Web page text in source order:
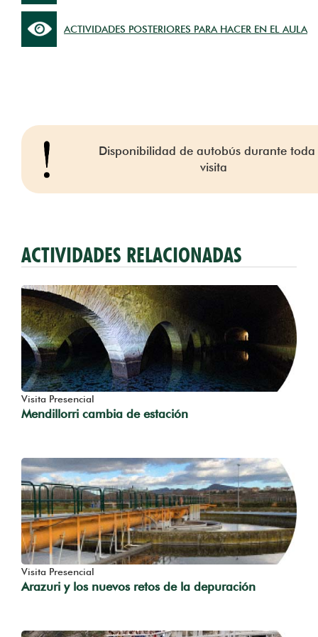
ACTIVIDADES POSTERIORES PARA HACER EN EL AULA
Disponibilidad de autobús durante toda
visita
ACTIVIDADES RELACIONADAS
Visita Presencial
Mendillorri cambia de estación
Visita Presencial
Arazuri y los nuevos retos de la depuración